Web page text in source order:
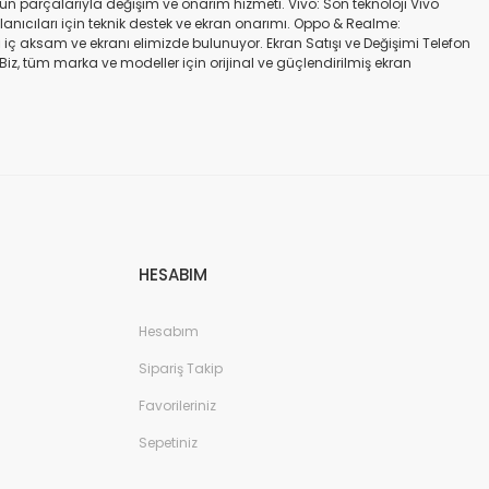
parçalarıyla değişim ve onarım hizmeti. Vivo: Son teknoloji Vivo
için teknik destek ve ekran onarımı. Oppo & Realme:
ve ekranı elimizde bulunuyor. Ekran Satışı ve Değişimi Telefon
Biz, tüm marka ve modeller için orijinal ve güçlendirilmiş ekran
değişimi ve tamiri Batarya değişimi Neden Bizi Tercih Etmelisiniz?
HESABIM
Hesabım
Sipariş Takip
Favorileriniz
Sepetiniz